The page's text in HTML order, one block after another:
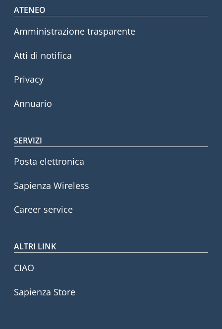
Footer menu
ATENEO
Amministrazione trasparente
Atti di notifica
Privacy
Annuario
SERVIZI
Posta elettronica
Sapienza Wireless
Career service
ALTRI LINK
CIAO
Sapienza Store